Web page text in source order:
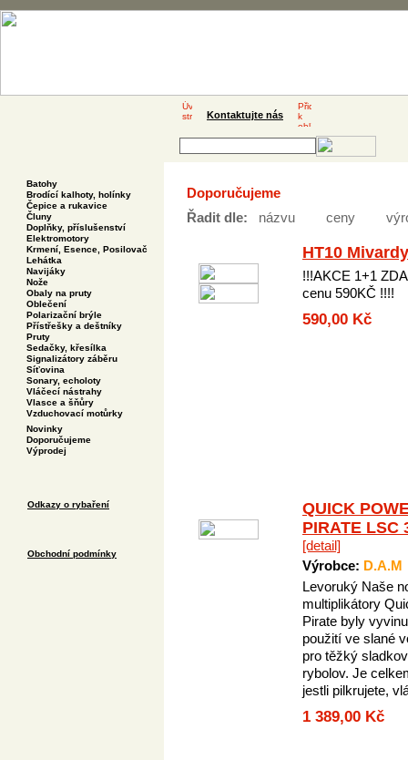
Kontaktujte nás
Batohy
Brodící kalhoty, holínky
Čepice a rukavice
Čluny
Doplňky, příslušenství
Elektromotory
Krmení, Esence, Posilovač
Lehátka
Navijáky
Nože
Obaly na pruty
Oblečení
Polarizační brýle
Přístřešky a deštníky
Pruty
Sedačky, křesílka
Signalizátory záběru
Síťovina
Sonary, echoloty
Vláčecí nástrahy
Vlasce a šňůry
Vzduchovací motůrky
Novinky
Doporučujeme
Výprodej
Odkazy o rybaření
Obchodní podmínky
Doporučujeme
Řadit dle:
názvu ceny
HT10 Mivardy
!!!AKCE 1+1
cenu 590KČ !!!!
590,00 Kč
QUICK
PIRATE LSC
[detail]
Výrobce: D.A.M
Levoruký Naše
multiplikátory
Pirate byly
použití ve slané
pro těžký
rybolov. Je
jestli pilkrujete,
1 389,00 Kč